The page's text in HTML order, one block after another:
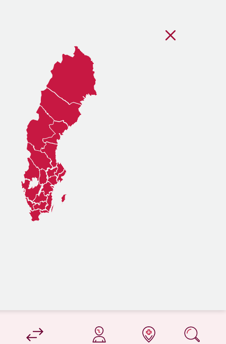
på 1177.se
på 1177.se
på 1177.se
på 1177.se